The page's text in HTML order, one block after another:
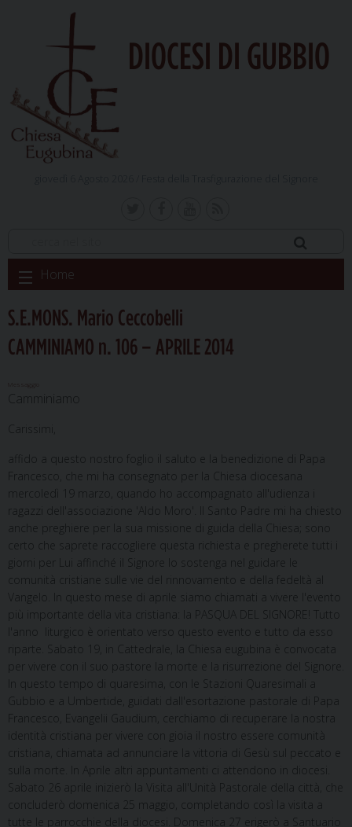
DIOCESI DI GUBBIO
Skip
to
Home
S.E.MONS. Mario Ceccobelli
CAMMINIAMO n. 106 – APRILE 2014
Camminiamo
Carissimi,
affido a questo nostro foglio il saluto e la benedizione di Papa
Francesco, che mi ha consegnato per la Chiesa diocesana
mercoledì 19 marzo, quando ho accompagnato all'udienza i
ragazzi dell'associazione 'Aldo Moro'. Il Santo Padre mi ha chiesto
anche preghiere per la sua missione di guida della Chiesa; sono
certo che saprete raccogliere questa richiesta e pregherete tutti i
giorni per Lui affinché il Signore lo sostenga nel guidare le
comunità cristiane sulle vie del rinnovamento e della fedeltà al
Vangelo. In questo mese di aprile siamo chiamati a vivere l'evento
più importante della vita cristiana: la PASQUA DEL SIGNORE! Tutto
l'anno liturgico è orientato verso questo evento e tutto da esso
riparte. Sabato 19, in Cattedrale, la Chiesa eugubina è convocata
per vivere con il suo pastore la morte e la risurrezione del Signore.
In questo tempo di quaresima, con le Stazioni Quaresimali a
Gubbio e a Umbertide, guidati dall'esortazione pastorale di Papa
Francesco, Evangelii Gaudium, cerchiamo di recuperare la nostra
identità cristiana per vivere con gioia il nostro essere comunità
cristiana, chiamata ad annunciare la vittoria di Gesù sul peccato e
sulla morte. In Aprile altri appuntamenti ci attendono in diocesi.
Sabato 26 aprile inizierò la Visita all'Unità Pastorale della città, che
concluderò domenica 25 maggio, completando così la visita a
tutte le parrocchie della diocesi. Domenica 27 erigerò a Santuario